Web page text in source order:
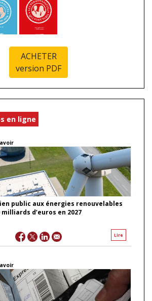
ACHETER
version PDF
en ligne
public aux énergies renouvelables
d’euros en 2027
Lire